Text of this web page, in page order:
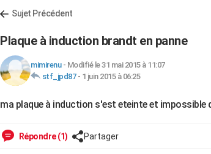
Sujet Précédent
Plaque à induction brandt en panne
mimirenu- Modifié le 31 mai 2015 à 11:07
stf_jpd87- 1 juin 2015 à 06:25
ma plaque à induction s'est eteinte et impossible
Répondre (1) Partager